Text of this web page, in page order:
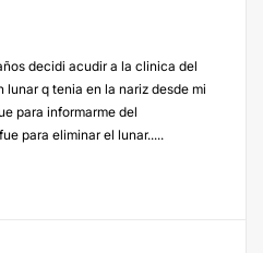
decidi acudir a la clinica del
q tenia en la nariz desde mi
para informarme del
para eliminar el lunar.....